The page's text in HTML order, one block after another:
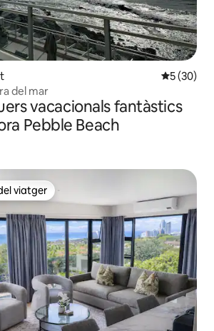
5 de
5 (30)
del mar
vacacionals fantàstics
Pebble Beach
dels viatgers
viatger